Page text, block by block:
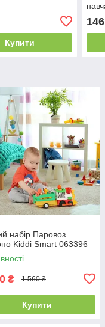
Купити
146
набір Паровоз
Kiddi Smart 063396
₴ 1 560 ₴
Купити